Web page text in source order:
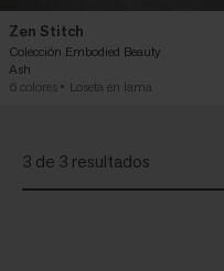
Zen Stitch
Colección Embodied Beauty
Ash
6 colores
Loseta en lama
3 de 3 resultados